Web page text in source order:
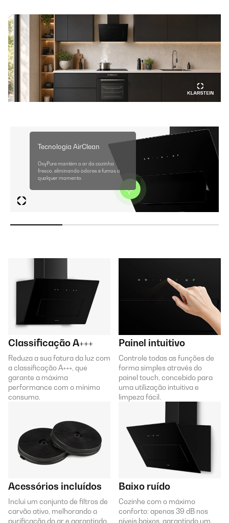
Tecnologia AirClean
OxyPure mantém o ar da cozinha
fresco, eliminando odores e fumos a
qualquer momento.
Classificação A+++
Reduza a sua fatura da luz com
a classificação A+++, que
garante a máxima
performance com o mínimo
consumo.
Painel intuitivo
Controle todas as funções de
forma simples através do
painel touch, concebido para
uma utilização intuitiva e
limpeza fácil.
Acessórios incluídos
Inclui um conjunto de filtros de
carvão ativo, melhorando a
purificação do ar e garantindo
Baixo ruído
Cozinhe com o máximo
conforto: apenas 39 dB nos
níveis baixos, garantindo um